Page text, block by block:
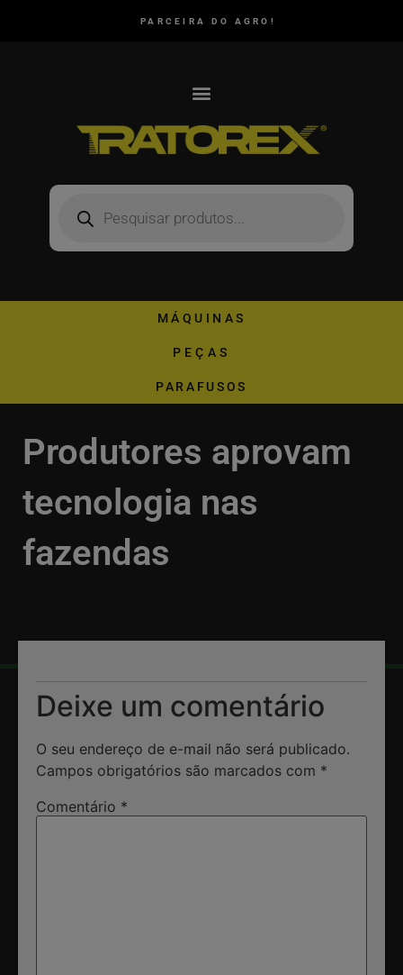
PARCEIRA DO AGRO!
MÁQUINAS
PEÇAS
PARAFUSOS
Produtores aprovam
tecnologia nas
fazendas
VOLTAR
Deixe um comentário
O seu endereço de e-mail não será publicado.
Campos obrigatórios são marcados com *
Comentário *